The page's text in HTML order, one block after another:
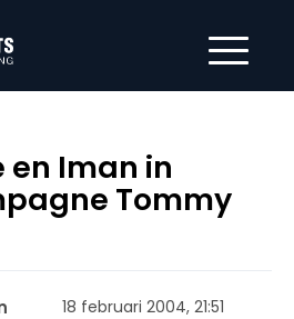
en Iman in
Tommy
18 februari 2004, 21:51